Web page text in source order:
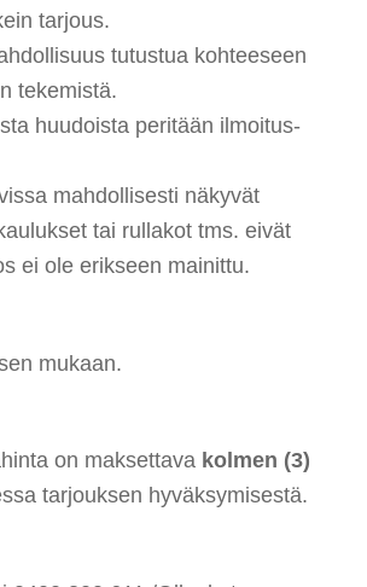
tarjous.
tutustua kohteeseen
tekemistä.
huudoista peritään ilmoitus-
mahdollisesti näkyvät
tai rullakot tms. eivät
ei ole erikseen mainittu.
mukaan.
on maksettava kolmen (3)
tarjouksen hyväksymisestä.